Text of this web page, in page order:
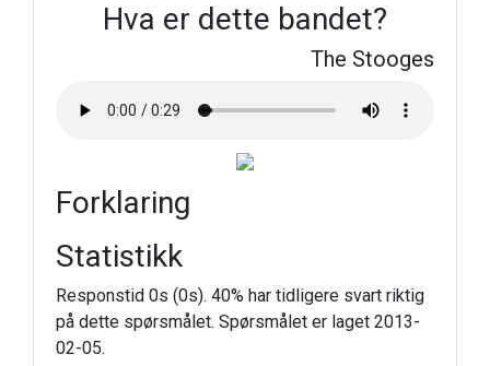
Hva er dette bandet?
The Stooges
Forklaring
Statistikk
Responstid 0s (0s). 40% har tidligere svart riktig
på dette spørsmålet. Spørsmålet er laget 2013-
02-05.